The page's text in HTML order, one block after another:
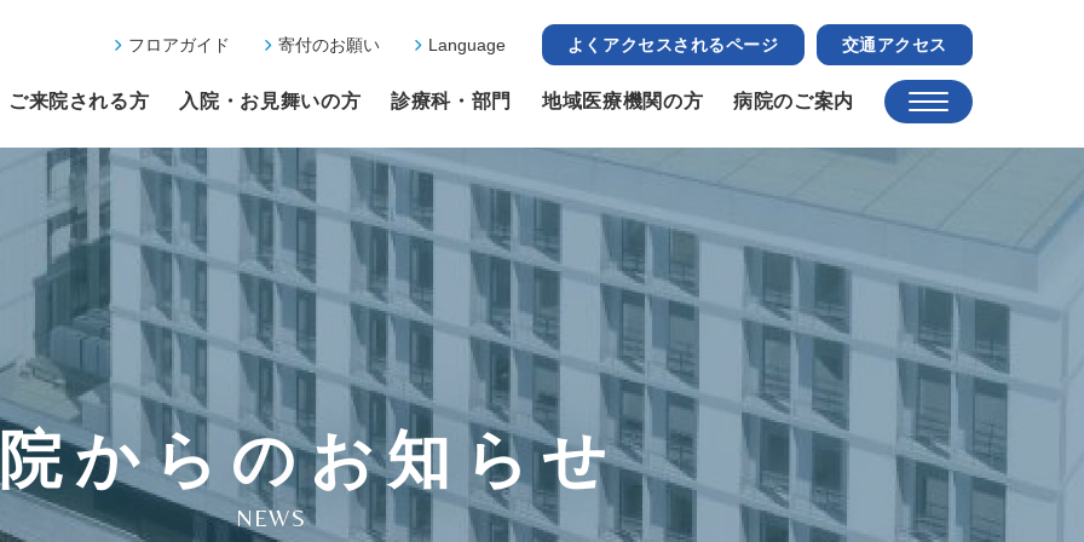
フロアガイド 寄付のお願い Language よくアクセスされるページ 交通アクセス
ご来院される方 入院・お見舞いの方 診療科・部門 地域医療機関の方 病院のご案内
からのお知らせ
NEWS